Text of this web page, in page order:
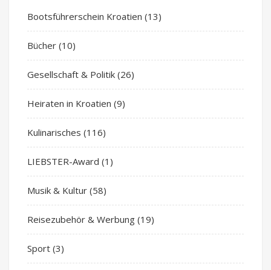
Bootsführerschein Kroatien (13)
Bücher (10)
Gesellschaft & Politik (26)
Heiraten in Kroatien (9)
Kulinarisches (116)
LIEBSTER-Award (1)
Musik & Kultur (58)
Reisezubehör & Werbung (19)
Sport (3)